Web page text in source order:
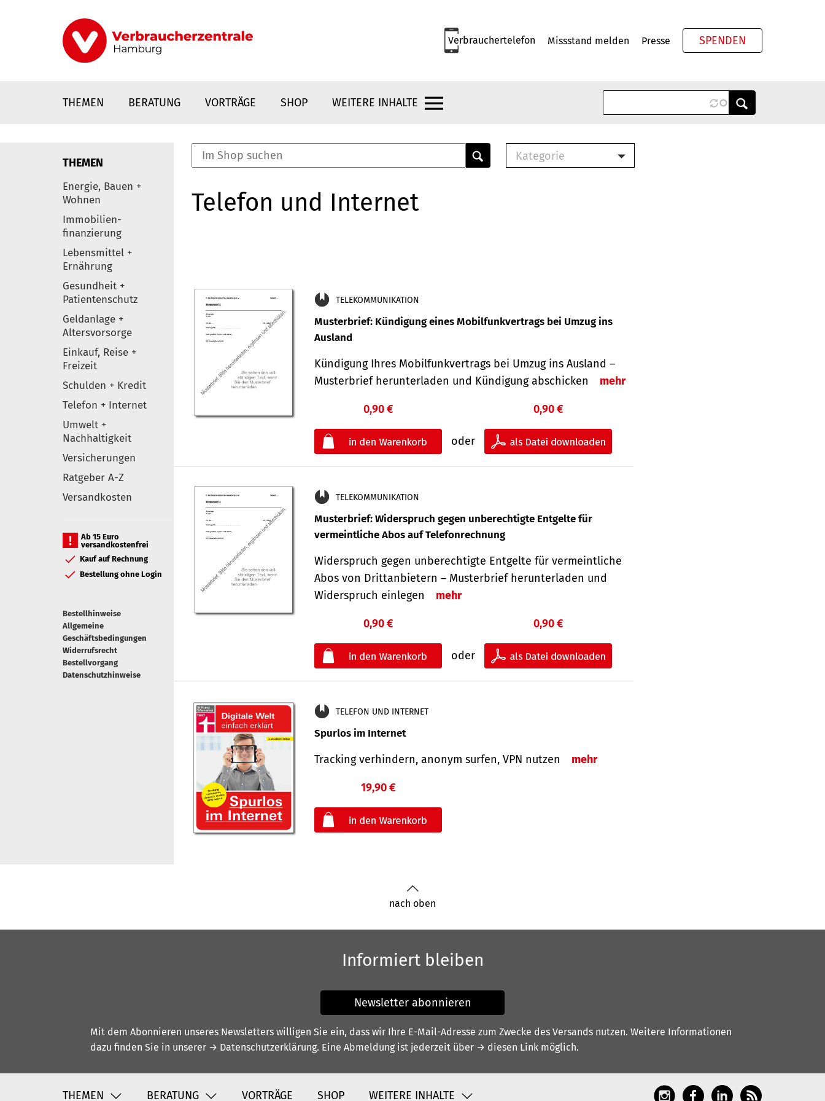
Verbrauchertelefon Missstand melden Presse SPENDEN
THEMEN BERATUNG VORTRÄGE SHOP WEITERE INHALTE
Elemente
THEMEN
Energie, Bauen +
Wohnen
Immobilien-
finanzierung
Lebensmittel +
Ernährung
Gesundheit +
Patientenschutz
Geldanlage +
Altersvorsorge
Einkauf, Reise +
Freizeit
Schulden + Kredit
Telefon + Internet
Umwelt +
Nachhaltigkeit
Versicherungen
Ratgeber A-Z
Versandkosten
Ab 15 Euro
versandkostenfrei
Kauf auf Rechnung
Bestellung ohne Login
Bestellhinweise
Allgemeine
Geschäftsbedingungen
Widerrufsrecht
Bestellvorgang
Datenschutzhinweise
Kategorie
Telefon und Internet
TELEKOMMUNIKATION
Musterbrief: Kündigung eines Mobilfunkvertrags bei Umzug ins
Ausland
Kündigung Ihres Mobilfunkvertrags bei Umzug ins Ausland –
Musterbrief herunterladen und Kündigung abschicken
mehr
0,90 €
oder
0,90 €
TELEKOMMUNIKATION
Musterbrief: Widerspruch gegen unberechtigte Entgelte für
vermeintliche Abos auf Telefonrechnung
Widerspruch gegen unberechtigte Entgelte für vermeintliche
Abos von Drittanbietern – Musterbrief herunterladen und
Widerspruch einlegen
mehr
0,90 €
oder
0,90 €
TELEFON UND INTERNET
Spurlos im Internet
Tracking verhindern, anonym surfen, VPN nutzen mehr
19,90 €
nach oben
Informiert bleiben
Newsletter abonnieren
Mit dem Abonnieren unseres Newsletters willigen Sie ein, dass wir Ihre E-Mail-Adresse zum Zwecke des Versands nutzen. Weitere Informationen
dazu finden Sie in unserer → Datenschutzerklärung. Eine Abmeldung ist jederzeit über → diesen Link möglich.
THEMEN BERATUNG VORTRÄGE SHOP WEITERE INHALTE